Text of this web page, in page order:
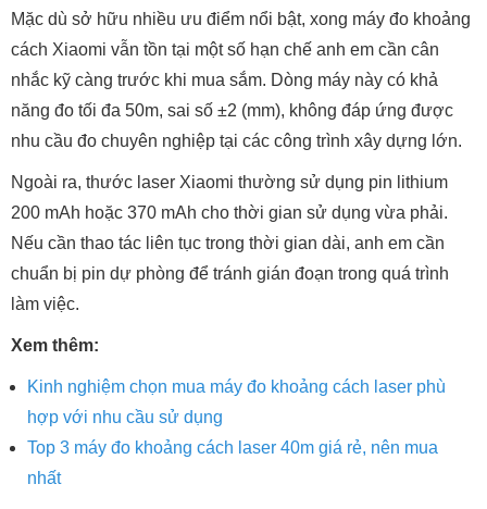
Mặc dù sở hữu nhiều ưu điểm nổi bật, xong máy đo khoảng
cách Xiaomi vẫn tồn tại một số hạn chế anh em cần cân
nhắc kỹ càng trước khi mua sắm. Dòng máy này có khả
năng đo tối đa 50m, sai số ±2 (mm), không đáp ứng được
nhu cầu đo chuyên nghiệp tại các công trình xây dựng lớn.
Ngoài ra, thước laser Xiaomi thường sử dụng pin lithium
200 mAh hoặc 370 mAh cho thời gian sử dụng vừa phải.
Nếu cần thao tác liên tục trong thời gian dài, anh em cần
chuẩn bị pin dự phòng để tránh gián đoạn trong quá trình
làm việc.
Xem thêm:
Kinh nghiệm chọn mua máy đo khoảng cách laser phù
hợp với nhu cầu sử dụng
Top 3 máy đo khoảng cách laser 40m giá rẻ, nên mua
nhất